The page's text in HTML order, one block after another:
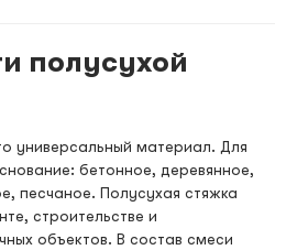
полусухой
универсальный материал. Для
бетонное, деревянное,
песчаное. Полусухая стяжка
строительстве и
объектов. В состав смеси